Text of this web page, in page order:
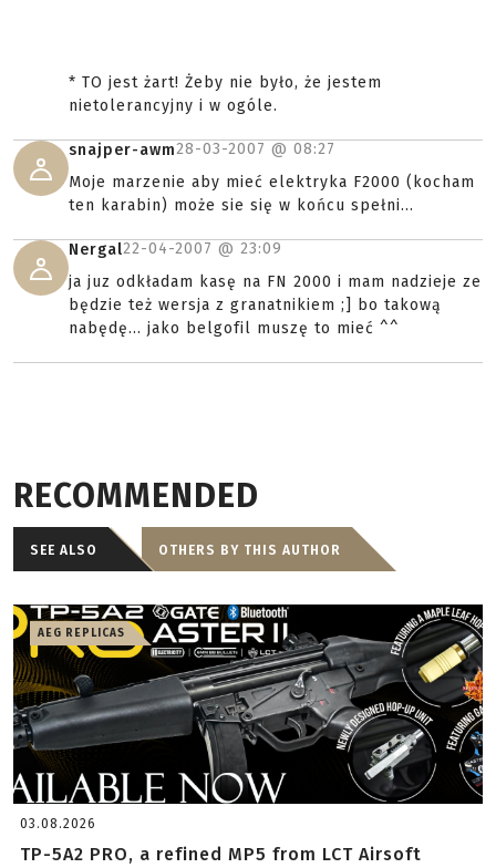
* TO jest żart! Żeby nie było, że jestem
nietolerancyjny i w ogóle.
snajper-awm28-03-2007 @ 08:27
Moje marzenie aby mieć elektryka F2000 (kocham
ten karabin) może sie się w końcu spełni...
Nergal22-04-2007 @ 23:09
ja juz odkładam kasę na FN 2000 i mam nadzieje ze
będzie też wersja z granatnikiem ;] bo takową
nabędę... jako belgofil muszę to mieć ^^
RECOMMENDED
SEE ALSO OTHERS BY THIS AUTHOR
AEG REPLICAS
03.08.2026
TP-5A2 PRO, a refined MP5 from LCT Airsoft